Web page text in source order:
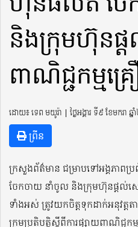
និងក្រុមហ៊ុនផ្ត
ពាណិជ្ជកម្មគ្
ដោយ៖ ទេព មយូរ៉ា ​​ | ថ្ងៃអង្គារ ទី៩ ខែមករា ឆ្
ព្រីន
ក្រសួងព័ត៌មាន ជម្រាបទៅអង្គភាពប្
ចែកចាយ នាំចូល និងក្រុមហ៊ុនផ្តល់សេ
ទាំងអស់ ត្រូវយកចិត្តទុកដាក់អនុវ
ក្រមប្រតិបត្តិស្តីពីការផ្សាយពាណិជ្ជ